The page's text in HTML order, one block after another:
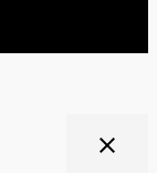
close